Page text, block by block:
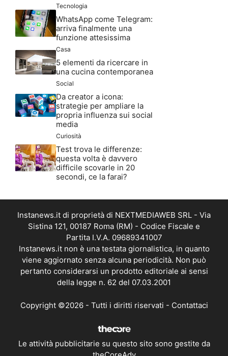
Tecnologia
WhatsApp come Telegram:
arriva finalmente una
funzione attesissima
Casa
5 elementi da ricercare in
una cucina contemporanea
Social
Da creator a icona:
strategie per ampliare la
propria influenza sui social
media
Curiosità
Test trova le differenze:
questa volta è davvero
difficile scovarle in 20
secondi, ce la farai?
Instanews.it di proprietà di NEXTMEDIAWEB SRL - Via
Sistina 121, 00187 Roma (RM) - Codice Fiscale e
Partita I.V.A. 09689341007
Instanews.it non è una testata giornalistica, in quanto
viene aggiornato senza alcuna periodicità. Non può
pertanto considerarsi un prodotto editoriale ai sensi
della legge n. 62 del 07.03.2001
Copyright ©2026 - Tutti i diritti riservati - Contattaci
Le attività pubblicitarie su questo sito sono gestite da